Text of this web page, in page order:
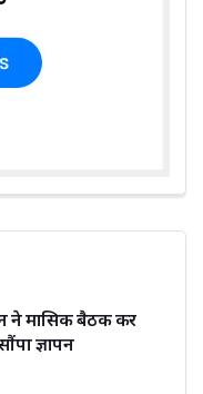
ने मासिक बैठक कर
ज्ञापन